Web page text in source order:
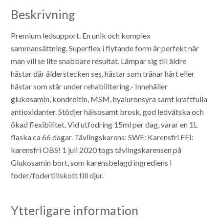
Beskrivning
Premium ledsupport. En unik och komplex
sammansättning. Superflex i flytande form är perfekt när
man vill se lite snabbare resultat. Lämpar sig till äldre
hästar där ålderstecken ses, hästar som tränar hårt eller
hästar som står under rehabilitering.- Innehåller
glukosamin, kondroitin, MSM, hyaluronsyra samt kraftfulla
antioxidanter. Stödjer hälsosamt brosk, god ledvätska och
ökad flexibilitet.Vid utfodring 15ml per dag, varar en 1L
flaska ca 66 dagar. Tävlingskarens: SWE: Karensfri FEI:
karensfriOBS! 1 juli 2020 togs tävlingskarensen på
Glukosamin bort, som karensbelagd ingrediens i
foder/fodertillskott till djur.
Ytterligare information